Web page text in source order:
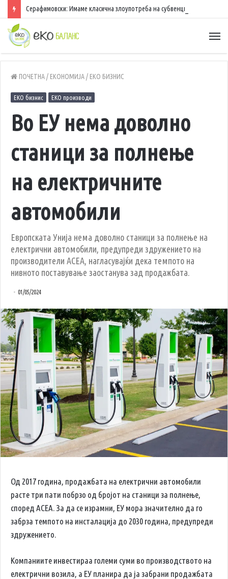
ПОЧЕТНА/ ЕКОНОМИЈА/ ЕКО БИЗНИС
ЕКО бизнис ЕКО производи
Во ЕУ нема доволно
станици за полнење
на електричните
автомобили
Европската Унија нема доволно станици за полнење на
електрични автомобили, предупреди здружението на
производители ACEA, нагласувајќи дека темпото на
нивното поставување заостанува зад продажбата.
01/05/2024
Од 2017 година, продажбата на електрични автомобили
расте три пати побрзо од бројот на станици за полнење,
според ACEA. За да се израмни, ЕУ мора значително да го
забрза темпото на инсталација до 2030 година, предупреди
здружението.
Компаниите инвестираа големи суми во производството на
електрични возила, а ЕУ планира да ја забрани продажбата